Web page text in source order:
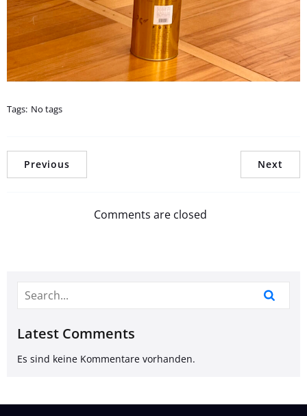
Tags: No tags
Previous Next
Comments are closed
Latest Comments
Es sind keine Kommentare vorhanden.